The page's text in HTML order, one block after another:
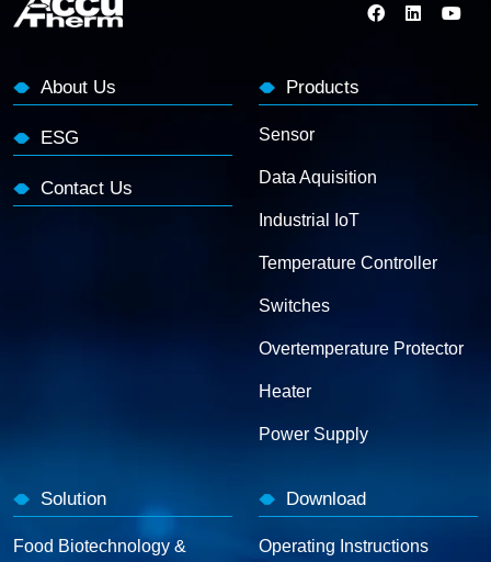
About Us
ESG
Contact Us
Products
Sensor
Data Aquisition
Industrial IoT
Temperature Controller
Switches
Overtemperature Protector
Heater
Power Supply
Solution
Food Biotechnology &
Download
Operating Instructions